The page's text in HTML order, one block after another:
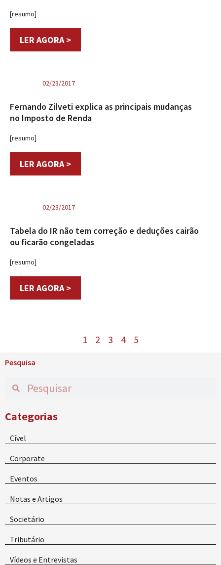
[resumo]
LER AGORA >
02/23/2017
Fernando Zilveti explica as principais mudanças
no Imposto de Renda
[resumo]
LER AGORA >
02/23/2017
Tabela do IR não tem correção e deduções cairão
ou ficarão congeladas
[resumo]
LER AGORA >
1 2 3 4 5
Pesquisa
Categorias
Cível
Corporate
Eventos
Notas e Artigos
Societário
Tributário
Vídeos e Entrevistas